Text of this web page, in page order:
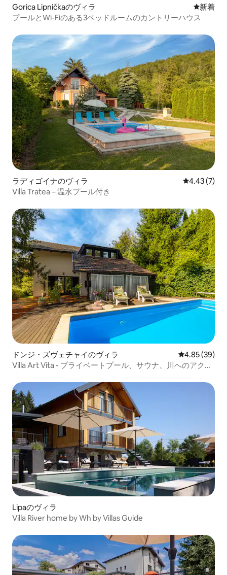
Gorica Lipničkaのヴィラ 新しい宿
新着
プールとWi-Fiのある3ベッドルームのカントリーハウス
ラディゴイナのヴィラ レビュー7
4.43 (7)
Villa Tratea – 温水プール付き
ドンジ・ズヴェチャイのヴィラ レビュー39
4.85 (39)
Villa Art Vita - プライベートプール、サウナ、川へのアクセ
Lipaのヴィラ
Villa River home by Wh by Villas Guide